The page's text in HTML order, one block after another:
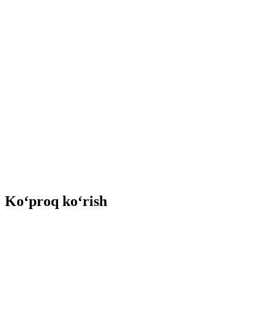
Ko‘proq ko‘rish